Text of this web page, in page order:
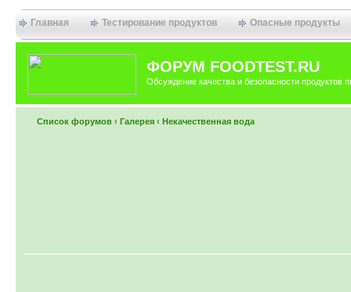
Главная Тестирование продуктов Опасные продукты
ФОРУМ FOODTEST.RU
Обсуждение качества и безопасности продуктов
Список форумов ‹ Галерея ‹ Некачественная вода